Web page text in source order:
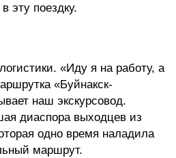
эту поездку.
«Иду я на работу, а
«Буйнакск-
наш экскурсовод.
диаспора выходцев из
одно время наладила
маршрут.